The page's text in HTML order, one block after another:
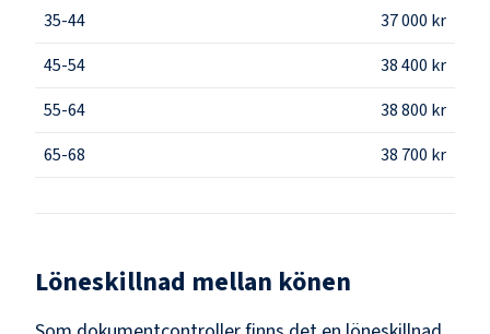
35-44
37 000 kr
45-54
38 400 kr
55-64
38 800 kr
65-68
38 700 kr
Löneskillnad mellan könen